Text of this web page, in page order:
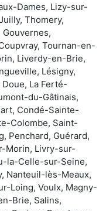
Dames, Lizy-sur-
Thomery,
Tournan-en-
Liverdy-en-Brie,
Lésigny,
La Ferté-
du-Gâtinais,
Condé-Sainte-
Colombe, Saint-
Penchard, Guérard,
Morin, Livry-sur-
la-Celle-sur-Seine,
Nanteuil-lès-Meaux,
Loing, Voulx, Magny-
Brie, Salins,